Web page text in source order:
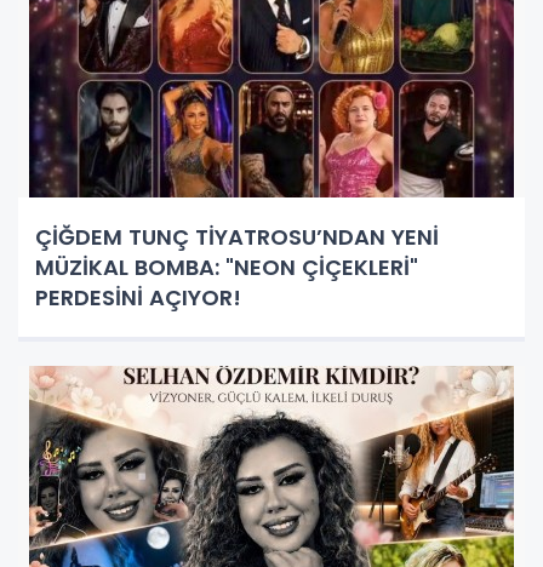
ÇİĞDEM TUNÇ TİYATROSU’NDAN YENİ
MÜZİKAL BOMBA: "NEON ÇİÇEKLERİ"
PERDESİNİ AÇIYOR!